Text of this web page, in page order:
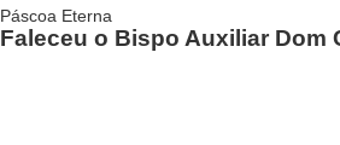
Páscoa Eterna
Faleceu o Bispo Auxiliar Dom